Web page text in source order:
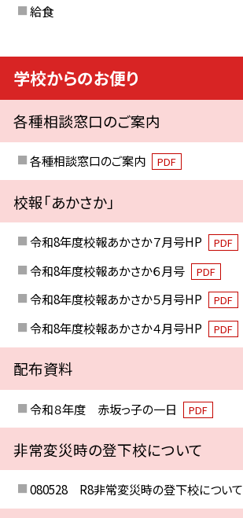
給食
学校からのお便り
各種相談窓口のご案内
各種相談窓口のご案内 PDF
校報「あかさか」
令和8年度校報あかさか７月号HP PDF
令和8年度校報あかさか６月号 PDF
令和8年度校報あかさか５月号HP PDF
令和8年度校報あかさか４月号HP PDF
配布資料
令和８年度 赤坂っ子の一日 PDF
非常変災時の登下校について
080528 R8非常変災時の登下校について